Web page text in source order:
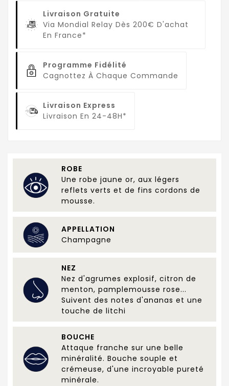
Livraison Gratuite
Via Mondial Relay Dès 200€ D'achat
En France*
Programme Fidélité
Cagnottez À Chaque Commande
Livraison Express
Livraison En 24-48H*
ROBE
Une robe jaune or, aux légers
reflets verts et de fins cordons de
mousse.
APPELLATION
Champagne
NEZ
Nez d'agrumes explosif, citron de
menton, pamplemousse rose...
Suivent des notes d'ananas et une
touche de litchi
BOUCHE
Attaque franche sur une belle
minéralité. Bouche souple et
crémeuse, d'une incroyable pureté
minérale.